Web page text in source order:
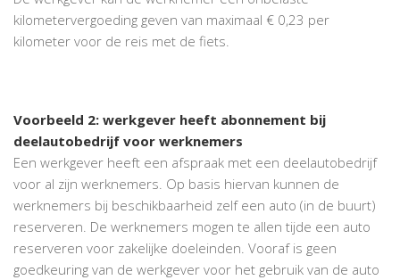
kilometervergoeding geven van maximaal € 0,23 per
kilometer voor de reis met de fiets.
Voorbeeld 2: werkgever heeft abonnement bij
deelautobedrijf voor werknemers
Een werkgever heeft een afspraak met een deelautobedrijf
voor al zijn werknemers. Op basis hiervan kunnen de
werknemers bij beschikbaarheid zelf een auto (in de buurt)
reserveren. De werknemers mogen te allen tijde een auto
reserveren voor zakelijke doeleinden. Vooraf is geen
goedkeuring van de werkgever voor het gebruik van de auto